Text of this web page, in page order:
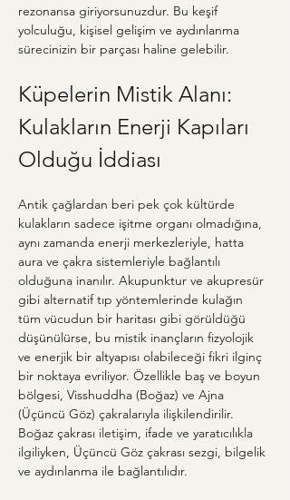
rezonansa giriyorsunuzdur. Bu keşif
yolculuğu, kişisel gelişim ve aydınlanma
sürecinizin bir parçası haline gelebilir.
Küpelerin Mistik Alanı:
Kulakların Enerji Kapıları
Olduğu İddiası
Antik çağlardan beri pek çok kültürde
kulakların sadece işitme organı olmadığına,
aynı zamanda enerji merkezleriyle, hatta
aura ve çakra sistemleriyle bağlantılı
olduğuna inanılır. Akupunktur ve akupresür
gibi alternatif tıp yöntemlerinde kulağın
tüm vücudun bir haritası gibi görüldüğü
düşünülürse, bu mistik inançların fizyolojik
ve enerjik bir altyapısı olabileceği fikri ilginç
bir noktaya evriliyor. Özellikle baş ve boyun
bölgesi, Visshuddha (Boğaz) ve Ajna
(Üçüncü Göz) çakralarıyla ilişkilendirilir.
Boğaz çakrası iletişim, ifade ve yaratıcılıkla
ilgiliyken, Üçüncü Göz çakrası sezgi, bilgelik
ve aydınlanma ile bağlantılıdır.